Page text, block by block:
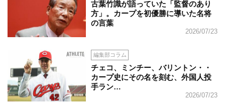
古葉竹識が語っていた「監督のあり
方」。カープを初優勝に導いた名将
の言葉
2026/07/23
編集部コラム
チェコ、ミンチー、バリントン・・
カープ史にその名を刻む、外国人投
手ラン…
2026/07/23